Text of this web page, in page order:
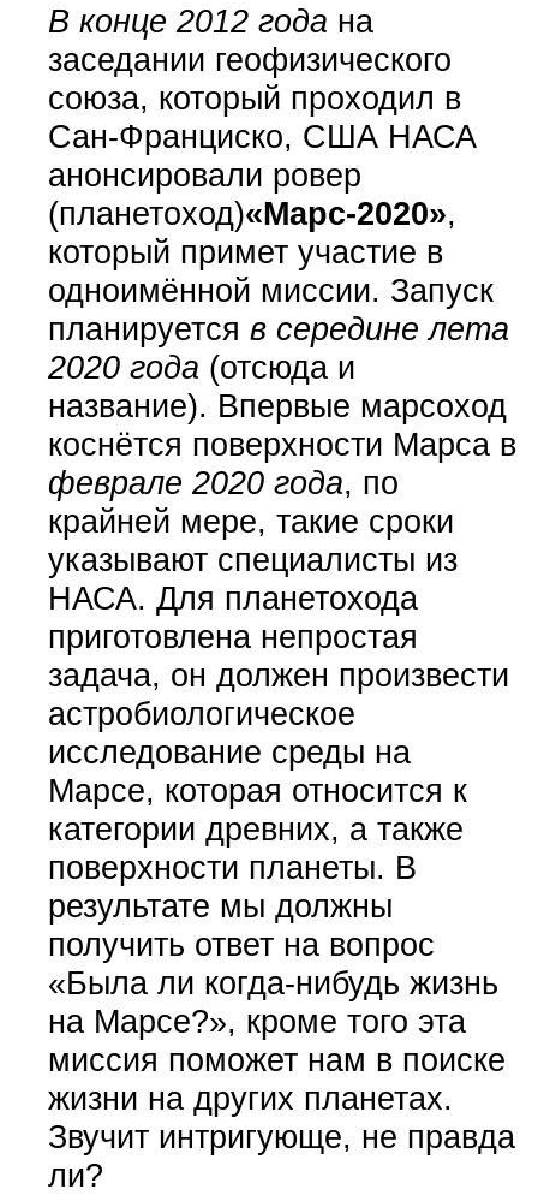
В конце 2012 года на
заседании геофизического
союза, который проходил в
Сан-Франциско, США НАСА
анонсировали ровер
(планетоход)«Марс-2020»,
который примет участие в
одноимённой миссии. Запуск
планируется в середине лета
2020 года (отсюда и
название). Впервые марсоход
коснётся поверхности Марса в
феврале 2020 года, по
крайней мере, такие сроки
указывают специалисты из
НАСА. Для планетохода
приготовлена непростая
задача, он должен произвести
астробиологическое
исследование среды на
Марсе, которая относится к
категории древних, а также
поверхности планеты. В
результате мы должны
получить ответ на вопрос
«Была ли когда-нибудь жизнь
на Марсе?», кроме того эта
миссия поможет нам в поиске
жизни на других планетах.
Звучит интригующе, не правда
ли?